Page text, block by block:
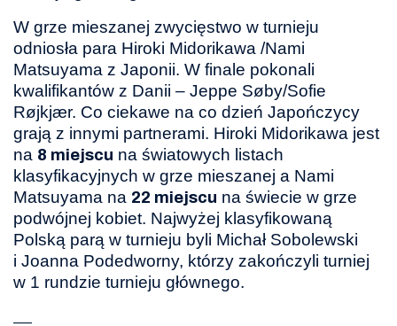
W grze mieszanej zwycięstwo w turnieju
odniosła para Hiroki Midorikawa /Nami
Matsuyama z Japonii. W finale pokonali
kwalifikantów z Danii – Jeppe Søby/Sofie
Røjkjær. Co ciekawe na co dzień Japończycy
grają z innymi partnerami. Hiroki Midorikawa jest
na 8 miejscu na światowych listach
klasyfikacyjnych w grze mieszanej a Nami
Matsuyama na 22 miejscu na świecie w grze
podwójnej kobiet. Najwyżej klasyfikowaną
Polską parą w turnieju byli Michał Sobolewski
i Joanna Podedworny, którzy zakończyli turniej
w 1 rundzie turnieju głównego.